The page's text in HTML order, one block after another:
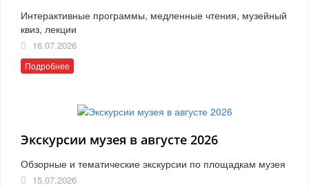
Интерактивные программы, медленные чтения, музейный
квиз, лекции
16.07.2026
Подробнее
Экскурсии музея в августе 2026
Обзорные и тематические экскурсии по площадкам музея
15.07.2026